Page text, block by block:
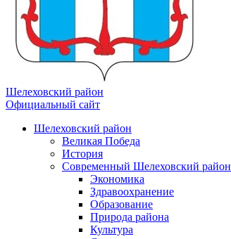
Шелеховский район
Официальный сайт
Шелеховский район
Великая Победа
История
Современный Шелеховский район
Экономика
Здравоохранение
Образование
Природа района
Культура